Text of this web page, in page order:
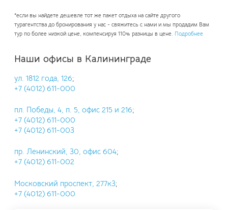
*если вы найдете дешевле тот же пакет отдыха на сайте другого
турагентства до бронирования у нас - свяжитесь с нами и мы продадим Вам
тур по более низкой цене, компенсируя 110% разницы в цене. Подробнее
Наши офисы в Калининграде
ул. 1812 года, 126;
+7 (4012) 611-000
пл. Победы, 4, п. 5, офис 215 и 216;
+7 (4012) 611-000
+7 (4012) 611-003
пр. Ленинский, 30, офис 604;
+7 (4012) 611-002
Московский проспект, 277к3;
+7 (4012) 611-000